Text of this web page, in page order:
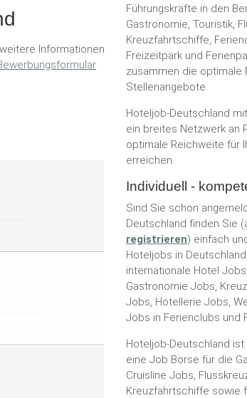
Informationen
Führungskräfte in den
Gastronomie, Touristik,
Kreuzfahrtschiffe,
Freizeitpark und
zusammen die optimale
Stellenangebote.
Hoteljob-Deutschland
ein breites Netzwerk an
optimale Reichweite für
erreichen.
Individuell -
Sind Sie schon
Deutschland finden Sie
registrieren) einfach
Hoteljobs in
internationale Hotel
Gastronomie Jobs,
Jobs, Hotellerie Jobs,
Jobs in Ferienclubs und
Hoteljob-Deutschland
eine Job Börse für die
Cruisline Jobs,
Kreuzfahrtschiffe sowie